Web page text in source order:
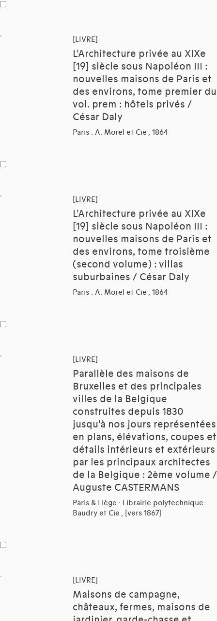
[LIVRE]
L'Architecture privée au XIXe
[19] siècle sous Napoléon III :
nouvelles maisons de Paris et
des environs, tome premier du
vol. prem : hôtels privés /
César Daly
Paris : A. Morel et Cie , 1864
[LIVRE]
L'Architecture privée au XIXe
[19] siècle sous Napoléon III :
nouvelles maisons de Paris et
des environs, tome troisième
(second volume) : villas
suburbaines / César Daly
Paris : A. Morel et Cie , 1864
[LIVRE]
Parallèle des maisons de
Bruxelles et des principales
villes de la Belgique
construites depuis 1830
jusqu'à nos jours représentées
en plans, élévations, coupes et
détails intérieurs et extérieurs
par les principaux architectes
de la Belgique : 2ème volume /
Auguste CASTERMANS
Paris & Liège : Librairie polytechnique
Baudry et Cie , [vers 1867]
[LIVRE]
Maisons de campagne,
châteaux, fermes, maisons de